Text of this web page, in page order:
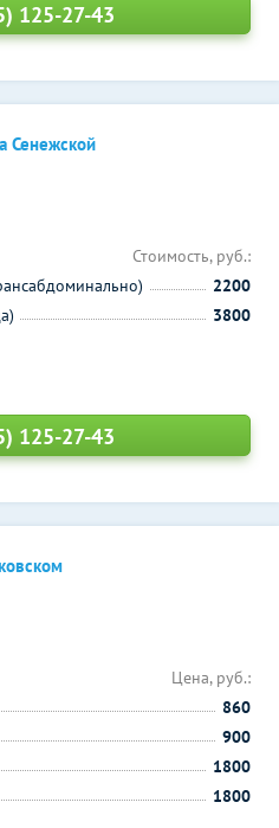
125-27-43
Сенежской
Стоимость, руб.:
2200
3800
125-27-43
Цена, руб.:
860
900
1800
1800